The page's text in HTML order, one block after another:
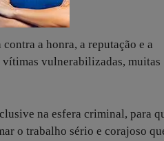
a honra, a reputação e a
vulnerabilizadas, muitas
na esfera criminal, para
o trabalho sério e corajoso